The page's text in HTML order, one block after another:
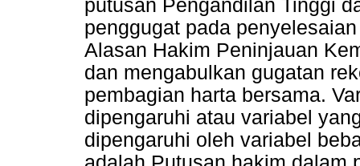
putusan Pengandilan Tinggi
penggugat pada
Alasan Hakim Peninjauan
dan mengabulkan gugatan
pembagian harta bersama.
dipengaruhi atau variabel
dipengaruhi oleh variabel